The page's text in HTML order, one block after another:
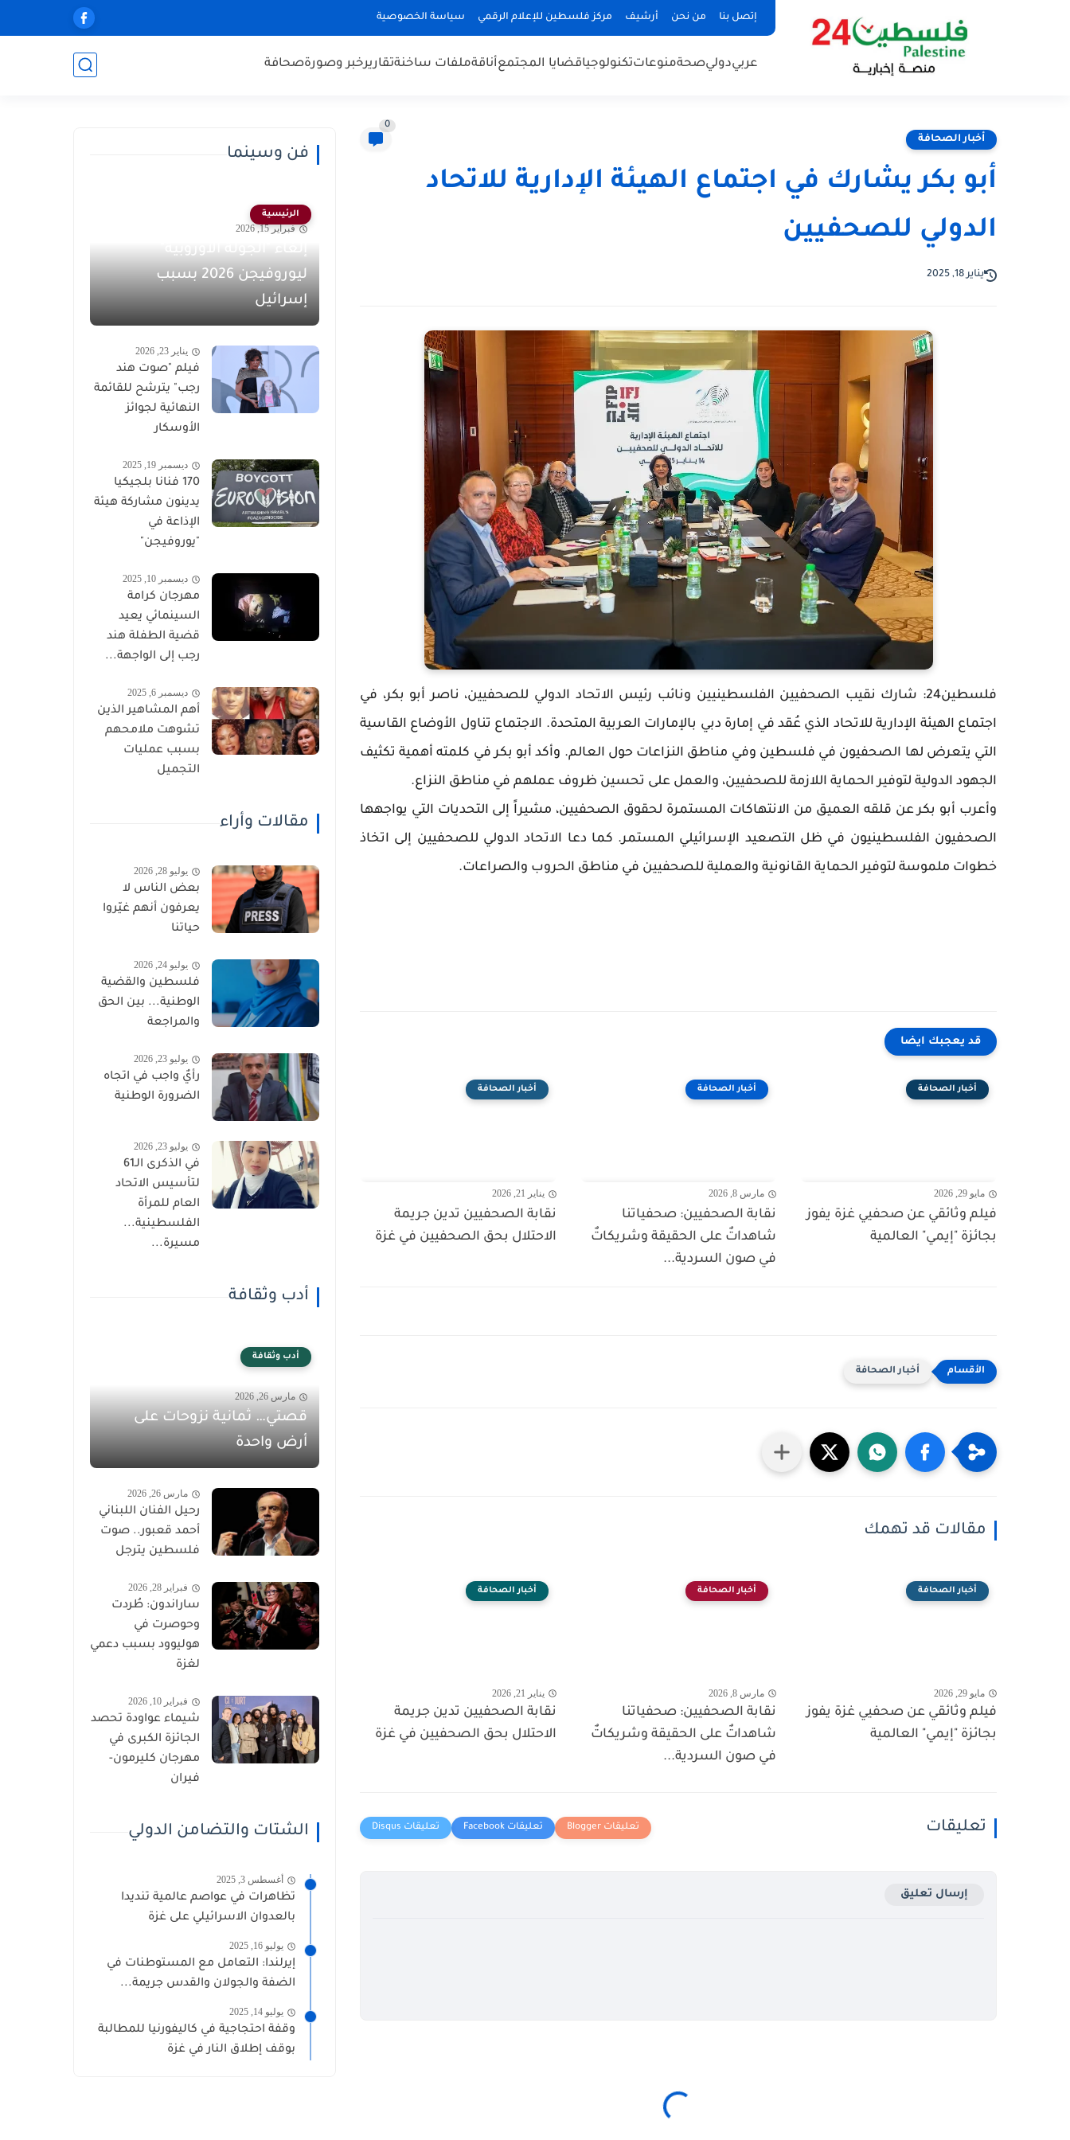
إتصل بنا من نحن أرشيف مركز فلسطين للإعلام الرقمي سياسة الخصوصية
عربيدوليصحةمنوعاتتكنولوجياقضايا المجتمعأناقةملفات ساخنةتقاريرخبر وصورةصحافة
أخبار الصحافة
0
أبو بكر يشارك في اجتماع الهيئة الإدارية للاتحاد
الدولي للصحفيين
يناير 18, 2025
فلسطين24: شارك نقيب الصحفيين الفلسطينيين ونائب رئيس الاتحاد الدولي للصحفيين، ناصر أبو بكر، في
اجتماع الهيئة الإدارية للاتحاد الذي عُقد في إمارة دبي بالإمارات العربية المتحدة. الاجتماع تناول الأوضاع القاسية
التي يتعرض لها الصحفيون في فلسطين وفي مناطق النزاعات حول العالم. وأكد أبو بكر في كلمته أهمية تكثيف
الجهود الدولية لتوفير الحماية اللازمة للصحفيين، والعمل على تحسين ظروف عملهم في مناطق النزاع.
وأعرب أبو بكر عن قلقه العميق من الانتهاكات المستمرة لحقوق الصحفيين، مشيراً إلى التحديات التي يواجهها
الصحفيون الفلسطينيون في ظل التصعيد الإسرائيلي المستمر. كما دعا الاتحاد الدولي للصحفيين إلى اتخاذ
خطوات ملموسة لتوفير الحماية القانونية والعملية للصحفيين في مناطق الحروب والصراعات.
قد يعجبك ايضا
أخبار الصحافة
مايو 29, 2026
فيلم وثائقي عن صحفيي غزة يفوز
بجائزة "إيمي" العالمية
أخبار الصحافة
مارس 8, 2026
نقابة الصحفيين: صحفياتنا
شاهداتٌ على الحقيقة وشريكاتٌ
في صون السردية...
أخبار الصحافة
يناير 21, 2026
نقابة الصحفيين تدين جريمة
الاحتلال بحق الصحفيين في غزة
أخبار الصحافة
مقالات قد تهمك
أخبار الصحافة
مايو 29, 2026
فيلم وثائقي عن صحفيي غزة يفوز
بجائزة "إيمي" العالمية
أخبار الصحافة
مارس 8, 2026
نقابة الصحفيين: صحفياتنا
شاهداتٌ على الحقيقة وشريكاتٌ
في صون السردية...
أخبار الصحافة
يناير 21, 2026
نقابة الصحفيين تدين جريمة
الاحتلال بحق الصحفيين في غزة
تعليقات
إرسال تعليق
فن وسينما
الرئيسية
فبراير 15, 2026
إلغاء "الجولة الأوروبية"
ليوروفيجن 2026 بسبب
إسرائيل
يناير 23, 2026
فيلم "صوت هند
رجب" يترشح للقائمة
النهائية لجوائز
الأوسكار
ديسمبر 19, 2025
170 فنانا بلجيكيا
يدينون مشاركة هيئة
الإذاعة في
"يوروفيجن"
ديسمبر 10, 2025
مهرجان كرامة
السينمائي يعيد
قضية الطفلة هند
رجب إلى الواجهة...
ديسمبر 6, 2025
أهم المشاهير الذين
تشوهت ملامحهم
بسبب عمليات
التجميل
مقالات وأراء
يوليو 28, 2026
بعض الناس لا
يعرفون أنهم غيّروا
حياتنا
يوليو 24, 2026
فلسطين والقضية
الوطنية... بين الحق
والمراجعة
يوليو 23, 2026
رأيٌ واجب في اتجاه
الضرورة الوطنية
يوليو 23, 2026
في الذكرى الـ61
لتأسيس الاتحاد
العام للمرأة
الفلسطينية...
مسيرة...
أدب وثقافة
أدب وثقافة
مارس 26, 2026
قصتي… ثمانية نزوحات على
أرض واحدة
مارس 26, 2026
رحيل الفنان اللبناني
أحمد قعبور.. صوت
فلسطين يترجل
فبراير 28, 2026
ساراندون: طُردت
وحوصرت في
هوليوود بسبب دعمي
لغزة
فبراير 10, 2026
شيماء عواودة تحصد
الجائزة الكبرى في
مهرجان كليرمون-
فيران
الشتات والتضامن الدولي
أغسطس 3, 2025
تظاهرات في عواصم عالمية تنديدا
بالعدوان الاسرائيلي على غزة
يوليو 16, 2025
إيرلندا: التعامل مع المستوطنات في
الضفة والجولان والقدس جريمة...
يوليو 14, 2025
وقفة احتجاجية في كاليفورنيا للمطالبة
بوقف إطلاق النار في غزة